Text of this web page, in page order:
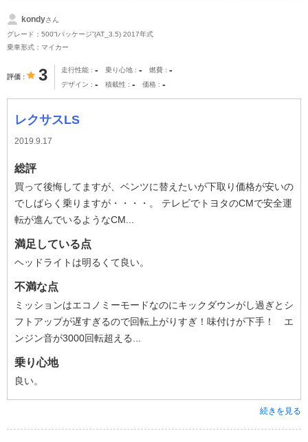
kondyさん
グレード：500“Iパッケージ”(AT_3.5) 2017年式
乗車形式：マイカー
評価 3 走行性能 - 乗り心地 - 燃費 -
デザイン - 積載性 - 価格 -
レクサスLS
2019.9.17
総評
買って後悔してますが、ベンツに替えたいが下取り価格が安いの
でしばらく乗りますが・・・・。 テレビでトヨタのCMで安全運
転が進んでいるようなCM...
満足している点
ヘッドライトは明るくて良い。
不満な点
ミッションはエコノミーモードなのにキックダウンがし過ぎとシ
フトアップが遅すぎるので回転上がりすぎ！味付けが下手！ エ
ンジン音が3000回転超える...
乗り心地
良い。
続きを見る